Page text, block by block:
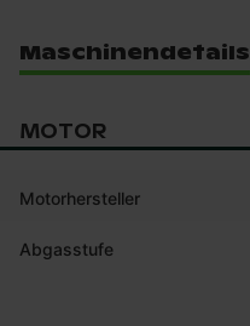
Maschinendetails
MOTOR
Motorhersteller
Abgasstufe